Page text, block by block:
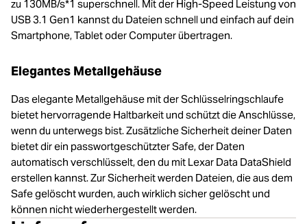
zu 130MB/s*1 superschnell. Mit der High-Speed Leistung von
USB 3.1 Gen1 kannst du Dateien schnell und einfach auf dein
Smartphone, Tablet oder Computer übertragen.
Elegantes Metallgehäuse
Das elegante Metallgehäuse mit der Schlüsselringschlaufe
bietet hervorragende Haltbarkeit und schützt die Anschlüsse,
wenn du unterwegs bist. Zusätzliche Sicherheit deiner Daten
bietet dir ein passwortgeschützter Safe, der Daten
automatisch verschlüsselt, den du mit Lexar Data DataShield
erstellen kannst. Zur Sicherheit werden Dateien, die aus dem
Safe gelöscht wurden, auch wirklich sicher gelöscht und
können nicht wiederhergestellt werden.